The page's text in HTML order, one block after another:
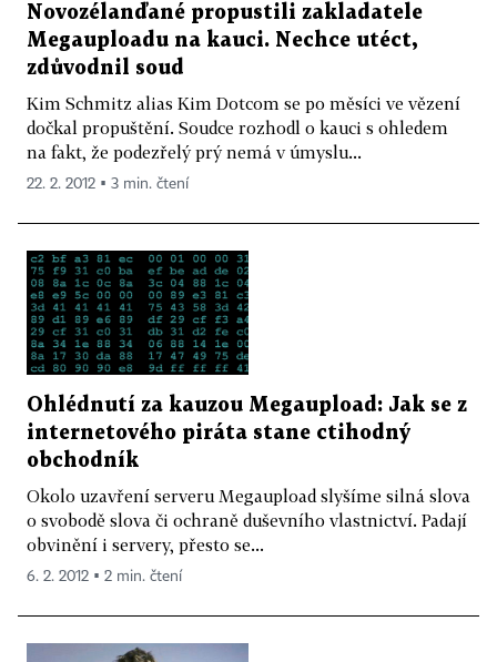
Novozélanďané propustili zakladatele
Megauploadu na kauci. Nechce utéct,
zdůvodnil soud
Kim Schmitz alias Kim Dotcom se po měsíci ve vězení
dočkal propuštění. Soudce rozhodl o kauci s ohledem
na fakt, že podezřelý prý nemá v úmyslu...
22. 2. 2012 ▪ 3 min. čtení
Ohlédnutí za kauzou Megaupload: Jak se z
internetového piráta stane ctihodný
obchodník
Okolo uzavření serveru Megaupload slyšíme silná slova
o svobodě slova či ochraně duševního vlastnictví. Padají
obvinění i servery, přesto se...
6. 2. 2012 ▪ 2 min. čtení